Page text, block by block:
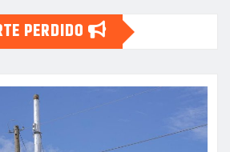
PERDIDO